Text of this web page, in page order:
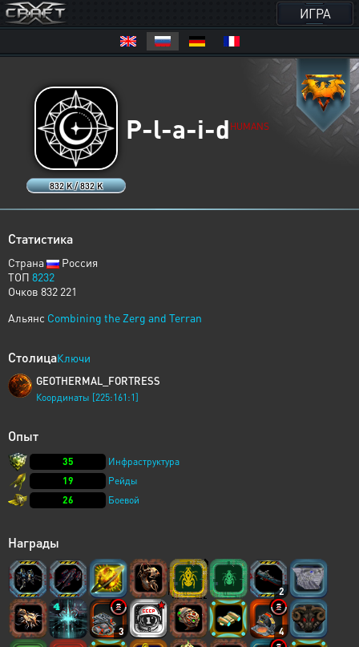
ИГРА
832 K / 832 K
P-l-a-i-d HUMANS
Статистика
Страна
Россия
ТОП 8232
Очков 832 221
Альянс Combining the Zerg and Terran
СтолицаКлючи
GEOTHERMAL_FORTRESS
Координаты [225:161:1]
Опыт
35
Инфраструктура
19
Рейды
26
Боевой
Награды
2
3 4